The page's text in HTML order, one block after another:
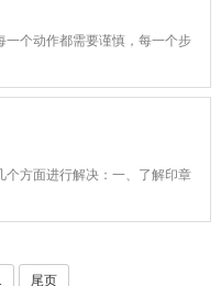
个动作都需要谨慎，每一个步
个方面进行解决：一、了解印章
尾页